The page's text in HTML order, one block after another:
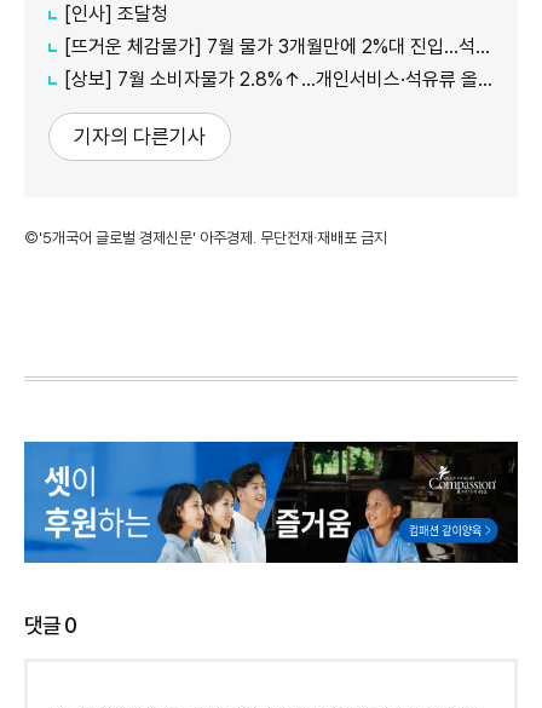
[인사] 조달청
[뜨거운 체감물가] 7월 물가 3개월만에 2%대 진입…석유류·서비스 상승세 여전
[상보] 7월 소비자물가 2.8%↑…개인서비스·석유류 올라
기자의 다른기사
©'5개국어 글로벌 경제신문' 아주경제. 무단전재·재배포 금지
댓글0